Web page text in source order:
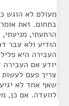
מעולם לא הוגש
בתחום. זאת
הרתעתי,
הודיע ולא עבר
העבירה היא
יודע אם העבירה
צריך פעם
שאף אחד לא
לוועדה. אם כן,